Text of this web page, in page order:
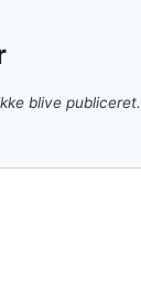
blive publiceret.